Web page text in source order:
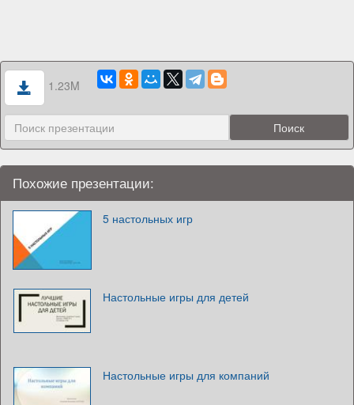
1.23M
Похожие презентации:
5 настольных игр
Настольные игры для детей
Настольные игры для компаний